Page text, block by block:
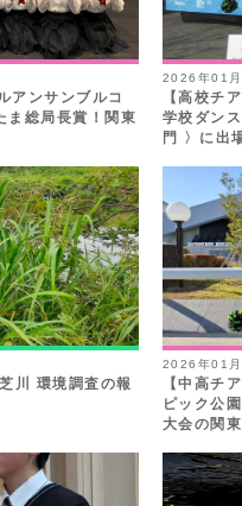
アンサンブルコ
ま総局長賞！関東
2026年01
【高校チ
学校ダン
門 〉に出
川 環境調査の報
2026年01
【中高チ
ピック公
大会の関